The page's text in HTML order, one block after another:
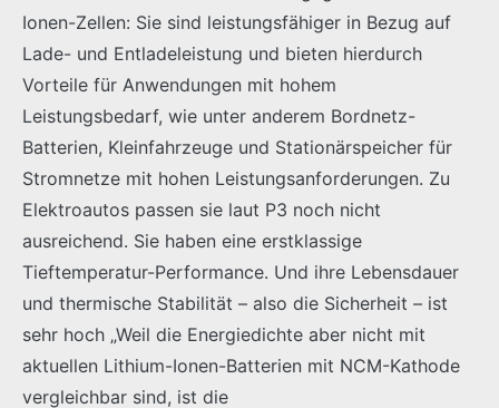
Ionen-Zellen: Sie sind leistungsfähiger in Bezug auf
Lade- und Entladeleistung und bieten hierdurch
Vorteile für Anwendungen mit hohem
Leistungsbedarf, wie unter anderem Bordnetz-
Batterien, Kleinfahrzeuge und Stationärspeicher für
Stromnetze mit hohen Leistungsanforderungen. Zu
Elektroautos passen sie laut P3 noch nicht
ausreichend. Sie haben eine erstklassige
Tieftemperatur-Performance. Und ihre Lebensdauer
und thermische Stabilität – also die Sicherheit – ist
sehr hoch „Weil die Energiedichte aber nicht mit
aktuellen Lithium-Ionen-Batterien mit NCM-Kathode
vergleichbar sind, ist die